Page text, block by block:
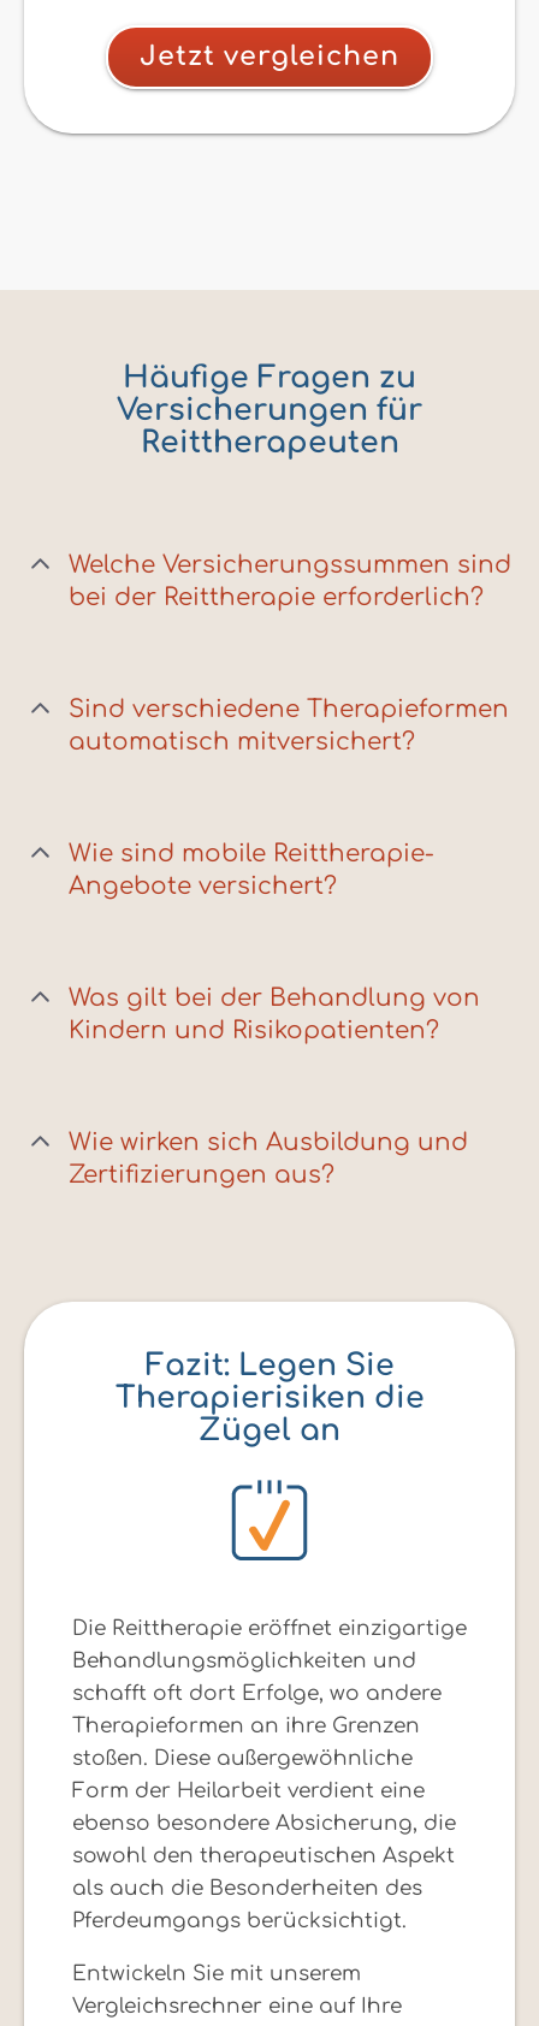
Jetzt vergleichen
Häufige Fragen zu
Versicherungen für
Reittherapeuten
Welche Versicherungssummen sind
bei der Reittherapie erforderlich?
Sind verschiedene Therapieformen
automatisch mitversichert?
Wie sind mobile Reittherapie-
Angebote versichert?
Was gilt bei der Behandlung von
Kindern und Risikopatienten?
Wie wirken sich Ausbildung und
Zertifizierungen aus?
Fazit: Legen Sie
Therapierisiken die
Zügel an
Die Reittherapie eröffnet einzigartige
Behandlungsmöglichkeiten und
schafft oft dort Erfolge, wo andere
Therapieformen an ihre Grenzen
stoßen. Diese außergewöhnliche
Form der Heilarbeit verdient eine
ebenso besondere Absicherung, die
sowohl den therapeutischen Aspekt
als auch die Besonderheiten des
Pferdeumgangs berücksichtigt.
Entwickeln Sie mit unserem
Vergleichsrechner eine auf Ihre